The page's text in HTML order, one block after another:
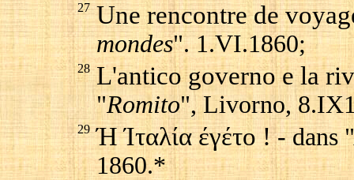
27 Une rencontre de
mondes". 1.VI.1860;
28 L'antico governo e la
"Romito", Livorno,
29 Ή Ίταλία έγέτο !- dans "
1860.*